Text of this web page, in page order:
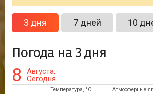
3 дня 7 дней 10
Погода на 3 дня
8
Августа,
Сегодня
Температура, °C Атмосферные